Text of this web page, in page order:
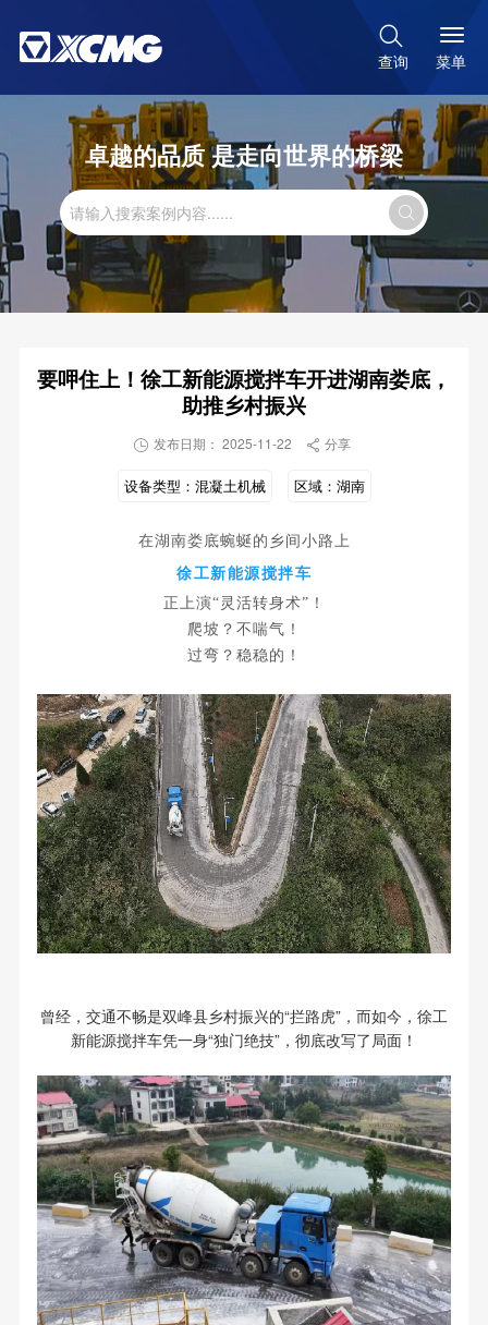

查询 菜单
卓越的品质 是走向世界的桥梁

要呷住上！徐工新能源搅拌车开进湖南娄底，
助推乡村振兴
 发布日期： 2025-11-22  分享
设备类型： 混凝土机械 区域： 湖南
在湖南娄底蜿蜒的乡间小路上
徐工新能源搅拌车
正上演“灵活转身术”！
爬坡？不喘气！
过弯？稳稳的！
曾经，交通不畅是双峰县乡村振兴的“拦路虎”，而如今，徐工
新能源搅拌车凭一身“独门绝技”，彻底改写了局面！